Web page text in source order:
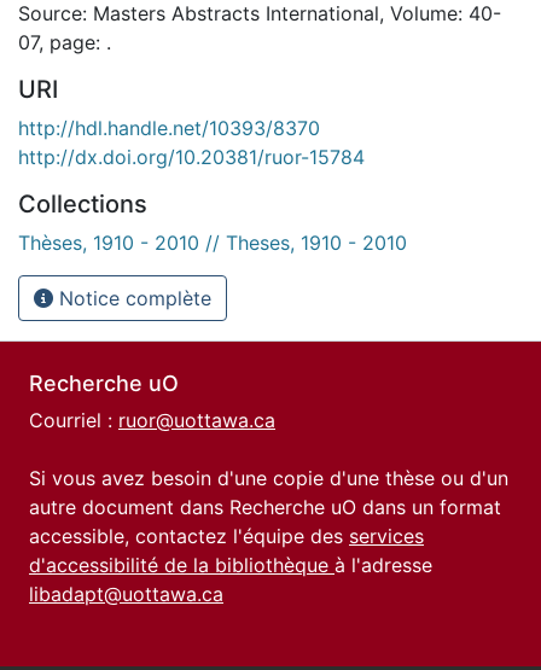
Source: Masters Abstracts International, Volume: 40-
07, page: .
URI
http://hdl.handle.net/10393/8370
http://dx.doi.org/10.20381/ruor-15784
Collections
Thèses, 1910 - 2010 // Theses, 1910 - 2010
Notice complète
Recherche uO
Courriel : ruor@uottawa.ca
Si vous avez besoin d'une copie d'une thèse ou d'un
autre document dans Recherche uO dans un format
accessible, contactez l'équipe des services
d'accessibilité de la bibliothèque à l'adresse
libadapt@uottawa.ca